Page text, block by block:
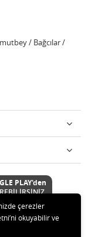
/ Bağcılar /
PLAY'den
ve Tic.Ltd.Şti Tüm
çerezler
okuyabilir ve